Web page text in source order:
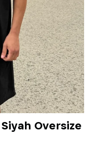
Oversize